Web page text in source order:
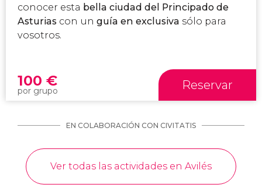
conocer esta bella ciudad del Principado de
Asturias con un guía en exclusiva sólo para
vosotros.
100 €
por grupo Reservar
EN COLABORACIÓN CON CIVITATIS
Ver todas las actividades en Avilés